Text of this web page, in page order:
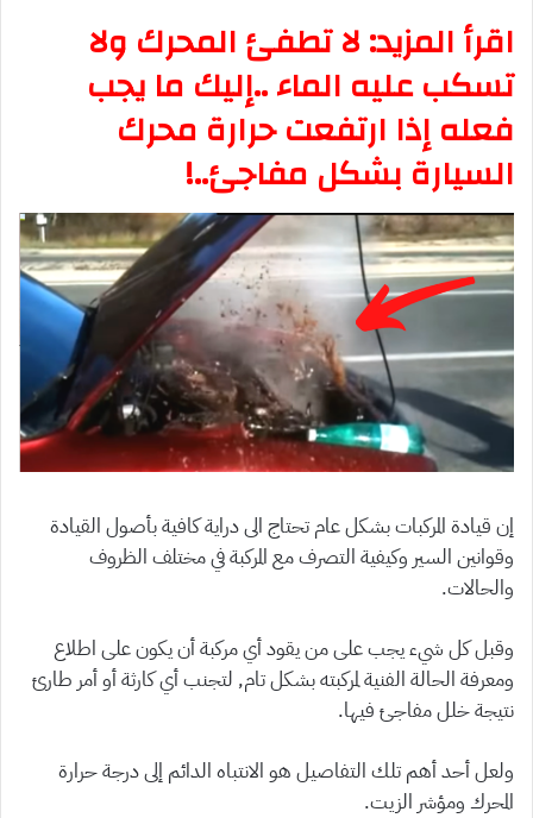
اقرأ المزيد: لا تطفئ المحرك ولا
تسكب عليه الماء ..إليك ما يجب
فعله إذا ارتفعت حرارة محرك
السيارة بشكل مفاجئ..!
إن قيادة المركبات بشكل عام تحتاج الى دراية كافية بأصول القيادة
وقوانين السير وكيفية التصرف مع المركبة في مختلف الظروف
والحالات.
وقبل كل شيء يجب على من يقود أي مركبة أن يكون على اطلاع
ومعرفة الحالة الفنية لمركبته بشكل تام, لتجنب أي كارثة أو أمر طارئ
نتيجة خلل مفاجئ فيها.
ولعل أحد أهم تلك التفاصيل هو الانتباه الدائم إلى درجة حرارة
المحرك ومؤشر الزيت.